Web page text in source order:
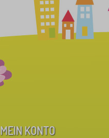
MEIN KONTO